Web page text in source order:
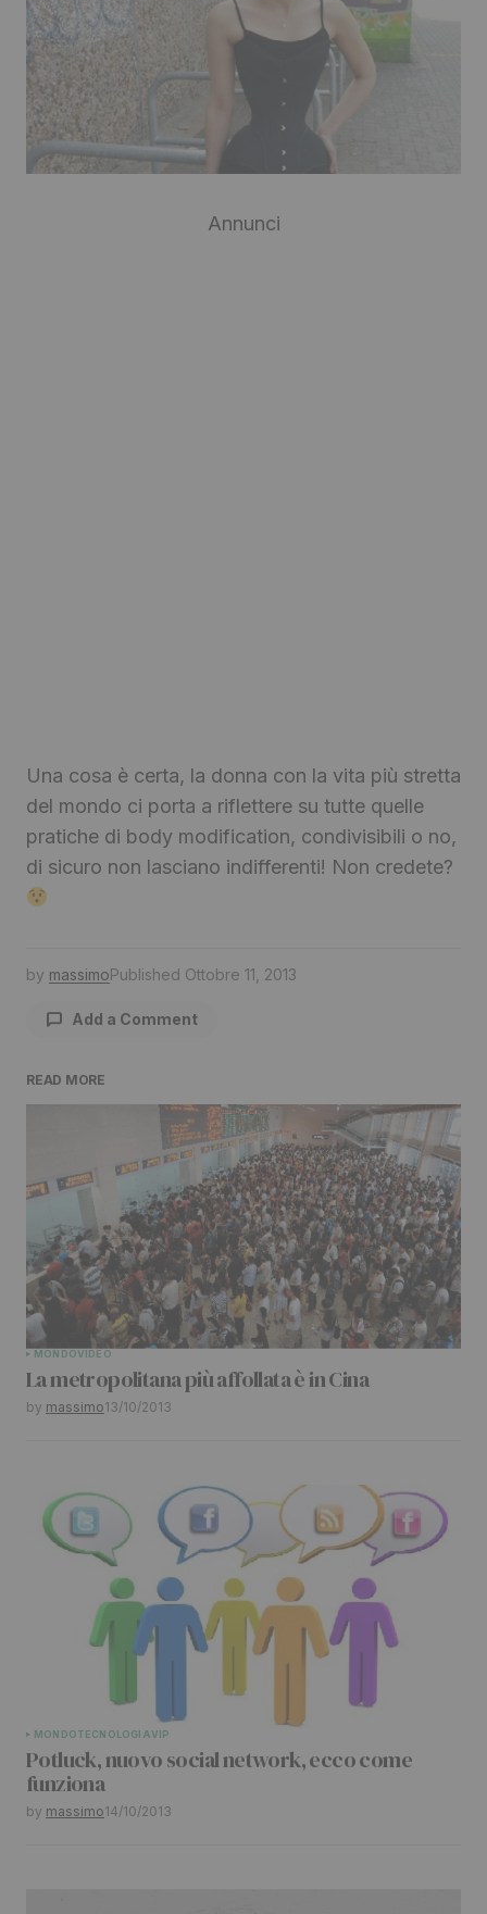
Annunci
Una cosa è certa, la donna con la vita più stretta
del mondo ci porta a riflettere su tutte quelle
pratiche di body modification, condivisibili o no,
di sicuro non lasciano indifferenti! Non credete?
by massimoPublished Ottobre 11, 2013
Add a Comment
Il tuo indirizzo email non sarà pubblicato. I
campi obbligatori sono contrassegnati *
Comment *
Your Name*
Your E-mail
READ MORE
MONDOVIDEO
La metropolitana più affollata è in Cina
by massimo13/10/2013
MONDOTECNOLOGIAVIP
Potluck, nuovo social network, ecco come
funziona
by massimo14/10/2013